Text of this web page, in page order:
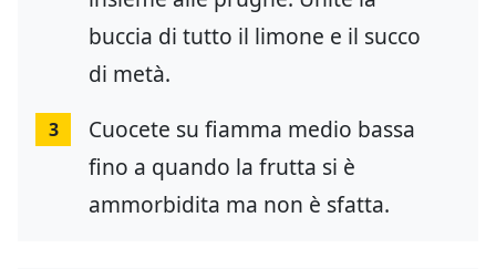
buccia di tutto il limone e il succo
di metà.
3
Cuocete su fiamma medio bassa
fino a quando la frutta si è
ammorbidita ma non è sfatta.